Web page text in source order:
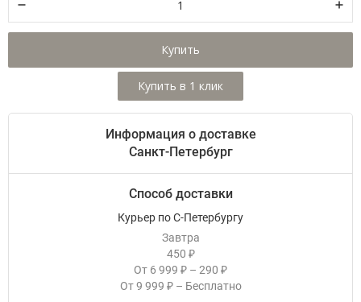
Купить
Информация о доставке
Санкт-Петербург
Способ доставки
Курьер по С-Петербургу
Завтра
450 ₽
От 6 999 ₽ – 290 ₽
От 9 999 ₽ – Бесплатно